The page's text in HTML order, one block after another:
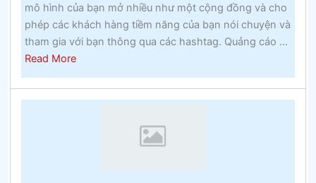
mô hình của bạn mở nhiều như một cộng đồng và cho
phép các khách hàng tiềm năng của bạn nói chuyện và
tham gia với bạn thông qua các hashtag. Quảng cáo ...
Read Moreabout
Lịch
sử